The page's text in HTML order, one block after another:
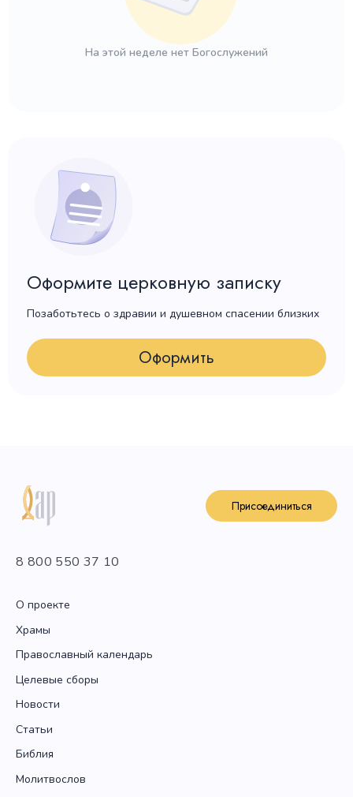
На этой неделе нет Богослужений
Оформите церковную записку
Позаботьтесь о здравии и душевном спасении близких
Оформить
О проекте
Храмы
Православный календарь
Целевые сборы
Новости
Статьи
Библия
Молитвослов
Присоединиться
8 800 550 37 10